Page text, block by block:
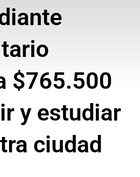
$765.500
y estudiar
ciudad